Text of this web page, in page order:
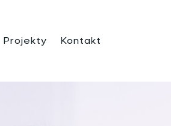
Projekty Kontakt